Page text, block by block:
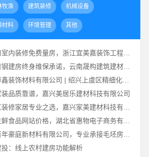
牧渔 建筑装修 机械设备
材料 环境管理 其他
家门口室内装修免费量房，浙江宜美嘉装饰工程有限公司上门服务
安宁重钢建房终身维保承诺，云南晟构建筑建材有限公司保障
绍兴卓鑫装饰材料有限公司 | 绍兴上虞区精细化全包质量有保障
品质靠谱，嘉兴美居乐建材科技有限公司
投：线上农村建房功能解析